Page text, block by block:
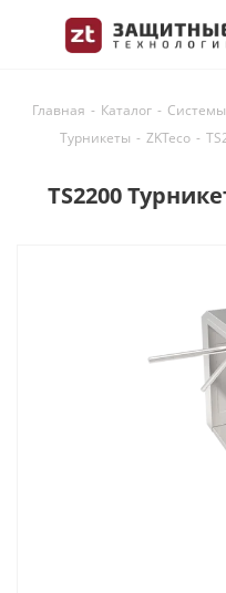
Главная - Каталог -
Турникеты - ZKTeco -
TS2200